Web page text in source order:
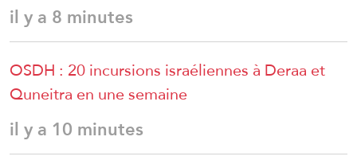
il y a 8 minutes
OSDH : 20 incursions israéliennes à Deraa et
Quneitra en une semaine
il y a 10 minutes